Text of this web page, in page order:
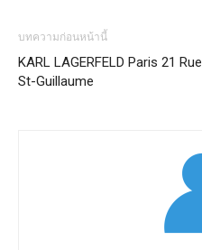
บทความก่อนหน้านี้
KARL LAGERFELD Paris 21 Rue
St-Guillaume